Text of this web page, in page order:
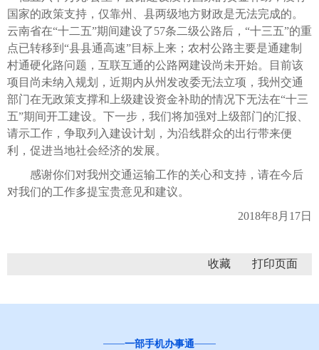
国家的政策支持，仅靠州、县两级地方财政是无法完成的。
云南省在“十二五”期间建设了57条二级公路后，“十三五”的重
点已转移到“县县通高速”目标上来；农村公路主要是通建制
村通硬化路问题，互联互通的公路网建设尚未开始。目前该
项目尚未纳入规划，近期内从州发改委无法立项，我州交通
部门在无政策支撑和上级建设资金补助的情况下无法在“十三
五”期间开工建设。下一步，我们将加强对上级部门的汇报、
请示工作，争取列入建设计划，为沿线群众的出行带来便
利，促进当地社会经济的发展。
感谢你们对我州交通运输工作的关心和支持，请在今后
对我们的工作多提宝贵意见和建议。
2018年8月17日
收藏
一部手机办事通